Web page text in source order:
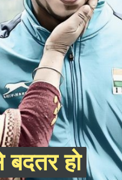
हो
हो